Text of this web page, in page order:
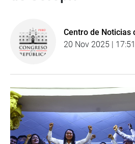
Centro de Noticias
20 Nov 2025 |